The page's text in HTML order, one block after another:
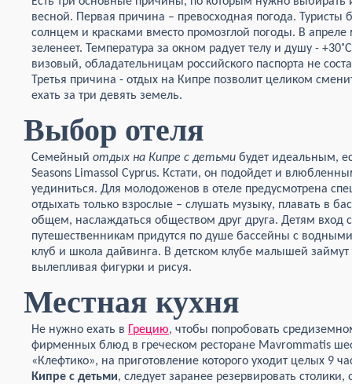
весной. Первая причина – превосходная погода. Туристы
солнцем и красками вместо промозглой погоды. В апреле
зеленеет. Температура за окном радует телу и душу -
визовый, обладательницам российского паспорта не
Третья причина - отдых на Кипре позволит целиком
ехать за три девять земель.
Выбор отеля
Семейный отдых на Кипре с детьми будет идеальным,
Seasons Limassol Cyprus. Кстати, он подойдет и
уединиться. Для молодоженов в отеле предусмотрена
отдыхать только взрослые – слушать музыку, плавать в
общем, наслаждаться обществом друг друга. Детям
путешественникам придутся по душе бассейны с
клуб и школа дайвинга. В детском клубе малышей
вылепливая фигурки и рисуя.
Местная кухня
Не нужно ехать в Грецию, чтобы попробовать
фирменных блюд в греческом ресторане Mavrommatis
«Клефтико», на приготовление которого уходит целых 9
Кипре с детьми, следует заранее резервировать столики,